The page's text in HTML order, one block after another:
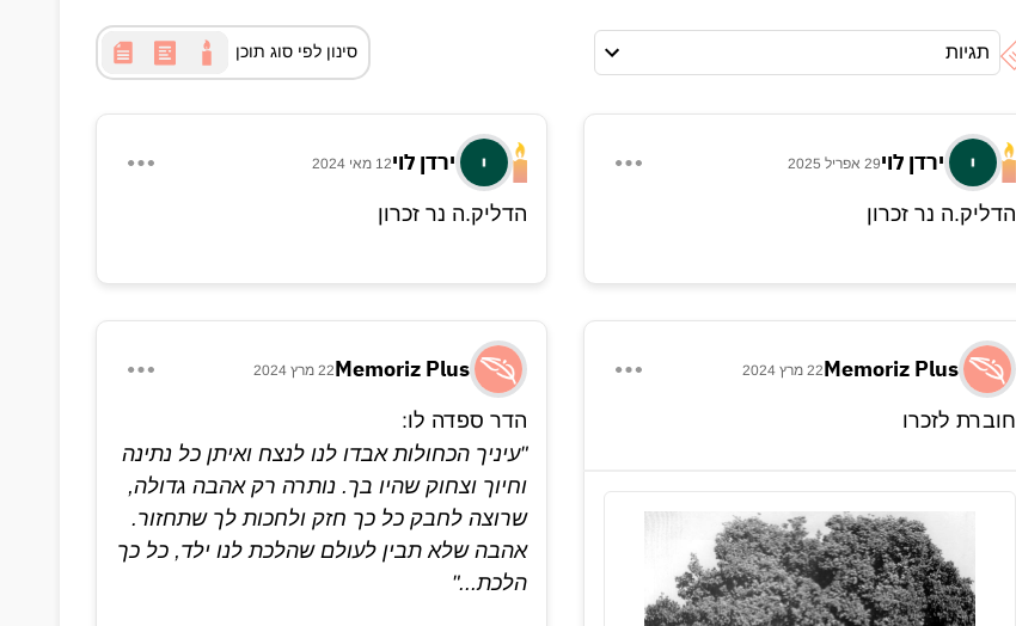
תגיות סינון לפי סוג תוכן
ירדן לוי29 אפריל 2025
הדליק.ה נר זכרון
ירדן לוי12 מאי 2024
הדליק.ה נר זכרון
Memoriz Plus22 מרץ 2024
חוברת לזכרו
Memoriz Plus22 מרץ 2024
הדר ספדה לו:
"עיניך הכחולות אבדו לנו לנצח ואיתן כל נתינה
וחיוך וצחוק שהיו בך. נותרה רק אהבה גדולה,
שרוצה לחבק כל כך חזק ולחכות לך שתחזור.
אהבה שלא תבין לעולם שהלכת לנו ילד, כל כך
הלכת..."